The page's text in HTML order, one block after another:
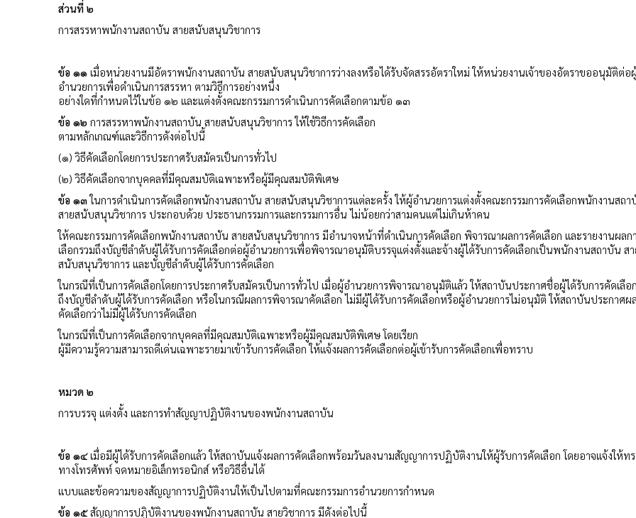
ส่วนที่ ๒
การสรรหาพนักงานสถาบัน สายสนับสนุนวิชาการ
ข้อ ๑๑ เมื่อหน่วยงานมีอัตราพนักงานสถาบัน สายสนับสนุนวิชาการว่างลงหรือได้รับจัดสรรอัตราใหม่ ให้หน่วยงานเจ้าของอัตราขออนุมัติต่อ
อำนวยการเพื่อดำเนินการสรรหา ตามวิธีการอย่างหนึ่ง
อย่างใดที่กำหนดไว้ในข้อ ๑๒ และแต่งตั้งคณะกรรมการดำเนินการคัดเลือกตามข้อ ๑๓
ข้อ ๑๒ การสรรหาพนักงานสถาบัน สายสนับสนุนวิชาการ ให้ใช้วิธีการคัดเลือก
ตามหลักเกณฑ์และวิธีการดังต่อไปนี้
(๑) วิธีคัดเลือกโดยการประกาศรับสมัครเป็นการทั่วไป
(๒) วิธีคัดเลือกจากบุคคลที่มีคุณสมบัติเฉพาะหรือผู้มีคุณสมบัติพิเศษ
ข้อ ๑๓ในการดำเนินการคัดเลือกพนักงานสถาบัน สายสนับสนุนวิชาการแต่ละครั้ง ให้ผู้อำนวยการแต่งตั้งคณะกรรมการคัดเลือกพนักงานสถา
สายสนับสนุนวิชาการ ประกอบด้วย ประธานกรรมการและกรรมการอื่น ไม่น้อยกว่าสามคนแต่ไม่เกินห้าคน
ให้คณะกรรมการคัดเลือกพนักงานสถาบัน สายสนับสนุนวิชาการ มีอำนาจหน้าที่ดำเนินการคัดเลือก พิจารณาผลการคัดเลือก และรายงานผลก
เลือกรวมถึงบัญชีลำดับผู้ได้รับการคัดเลือกต่อผู้อำนวยการเพื่อพิจารณาอนุมัติบรรจุแต่งตั้งและจ้างผู้ได้รับการคัดเลือกเป็นพนักงานสถาบัน สา
สนับสนุนวิชาการ และบัญชีลำดับผู้ได้รับการคัดเลือก
ในกรณีที่เป็นการคัดเลือกโดยการประกาศรับสมัครเป็นการทั่วไป เมื่อผู้อำนวยการพิจารณาอนุมัติแล้ว ให้สถาบันประกาศชื่อผู้ได้รับการคัดเลือ
ถึงบัญชีลำดับผู้ได้รับการคัดเลือก หรือในกรณีผลการพิจารณาคัดเลือก ไม่มีผู้ได้รับการคัดเลือกหรือผู้อำนวยการไม่อนุมัติ ให้สถาบันประกาศผ
คัดเลือกว่าไม่มีผู้ได้รับการคัดเลือก
ในกรณีที่เป็นการคัดเลือกจากบุคคลที่มีคุณสมบัติเฉพาะหรือผู้มีคุณสมบัติพิเศษ โดยเรียก
ผู้มีความรู้ความสามารถดีเด่นเฉพาะรายมาเข้ารับการคัดเลือก ให้แจ้งผลการคัดเลือกต่อผู้เข้ารับการคัดเลือกเพื่อทราบ
หมวด ๒
การบรรจุ แต่งตั้ง และการทำสัญญาปฏิบัติงานของพนักงานสถาบัน
ข้อ ๑๔เมื่อมีผู้ได้รับการคัดเลือกแล้ว ให้สถาบันแจ้งผลการคัดเลือกพร้อมวันลงนามสัญญาการปฏิบัติงานให้ผู้รับการคัดเลือก โดยอาจแจ้งให้ท
ทางโทรศัพท์ จดหมายอิเล็กทรอนิกส์ หรือวิธีอื่นได้
แบบและข้อความของสัญญาการปฏิบัติงานให้เป็นไปตามที่คณะกรรมการอำนวยการกำหนด
ข้อ ๑๕สัญญาการปฏิบัติงานของพนักงานสถาบัน สายวิชาการ มีดังต่อไปนี้